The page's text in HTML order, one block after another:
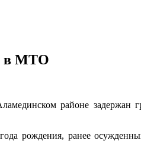
в МТО
районе задержан
рождения, ранее